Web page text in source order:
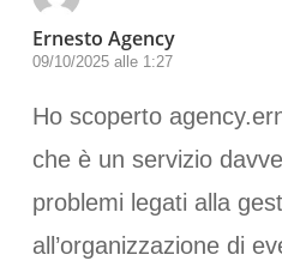
Ernesto Agency
09/10/2025 alle 1:27
Ho scoperto
che è un servizio
problemi legati alla
all’organizzazione di